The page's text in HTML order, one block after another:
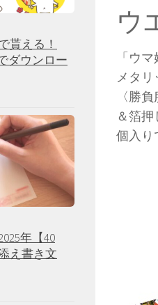
ウ
「ウ
メタ
〈勝
＆箔
個入り
貰える！
ダウンロー
年【40
え書き文